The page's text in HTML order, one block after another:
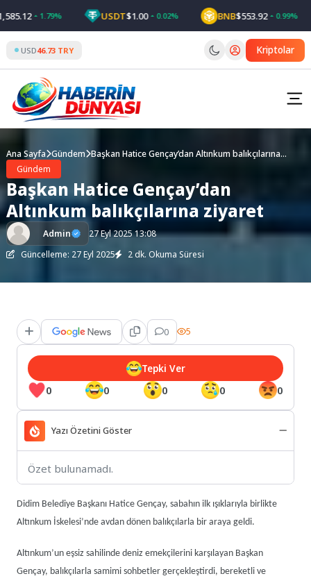
to
content
1.79% USDT$1.00 0.02% BNB$553.92 0.99%
USD46.73 TRY Kriptolar
Ana Sayfa Gündem Başkan Hatice Gençay’dan Altınkum balıkçılarına
Gündem
Başkan Hatice Gençay’dan
Altınkum balıkçılarına ziyaret
Admin
27 Eyl 2025 13:08
Güncelleme: 27 Eyl 2025
2 dk. Okuma Süresi
0 5
0 0 0 0 0
Tepki Ver
Yazı Özetini Göster
Özet bulunamadı.
Didim Belediye Başkanı Hatice Gençay, sabahın ilk ışıklarıyla birlikte
Altınkum İskelesi’nde avdan dönen balıkçılarla bir araya geldi.
Altınkum’un eşsiz sahilinde deniz emekçilerini karşılayan Başkan
Gençay, balıkçılarla samimi sohbetler gerçekleştirdi, bereketli ve